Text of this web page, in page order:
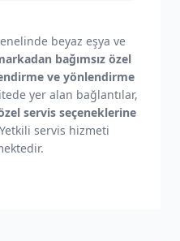
beyaz eşya ve
bağımsız özel
ve yönlendirme
yer alan bağlantılar,
servis seçeneklerine
servis hizmeti